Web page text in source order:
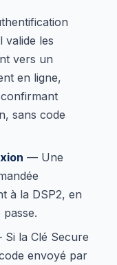
valide les
vers un
en ligne,
sans code
— Une
à la DSP2, en
la Clé Secure
envoyé par